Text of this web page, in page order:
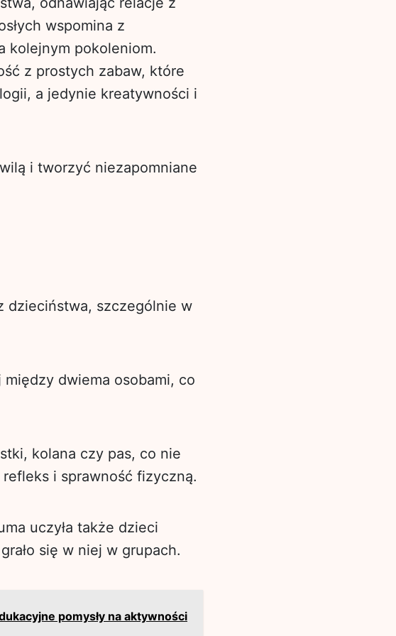
wspomina z
kolejnym pokoleniom.
z prostych zabaw, które
a jedynie kreatywności i
i tworzyć niezapomniane
dzieciństwa, szczególnie w
dwiema osobami, co
kolana czy pas, co nie
i sprawność fizyczną.
uczyła także dzieci
się w niej w grupach.
pomysły na aktywności